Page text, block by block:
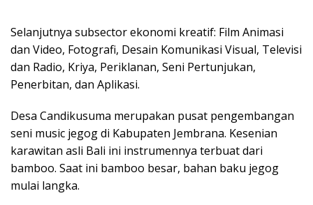
Selanjutnya subsector ekonomi kreatif: Film Animasi
dan Video, Fotografi, Desain Komunikasi Visual, Televisi
dan Radio, Kriya, Periklanan, Seni Pertunjukan,
Penerbitan, dan Aplikasi.
Desa Candikusuma merupakan pusat pengembangan
seni music jegog di Kabupaten Jembrana. Kesenian
karawitan asli Bali ini instrumennya terbuat dari
bamboo. Saat ini bamboo besar, bahan baku jegog
mulai langka.